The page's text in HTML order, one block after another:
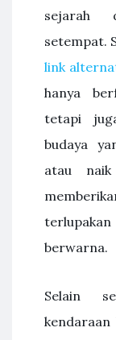
sejarah
setempat.
link
hanya
tetapi
budaya
atau
berwarna.
Selain